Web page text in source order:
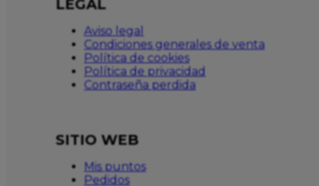
LEGAL
Aviso legal
Condiciones generales de venta
Política de cookies
Política de privacidad
Contraseña perdida
SITIO WEB
Mis puntos
Pedidos